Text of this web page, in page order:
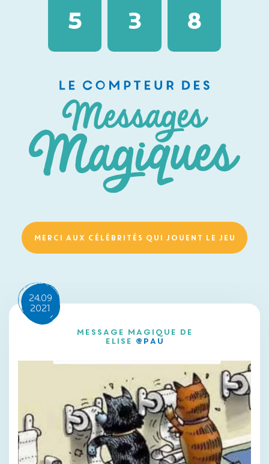
5 3 8
MERCI AUX CÉLÉBRITÉS QUI JOUENT LE JEU
24.09
2021
Message magique de
Elise @Pau